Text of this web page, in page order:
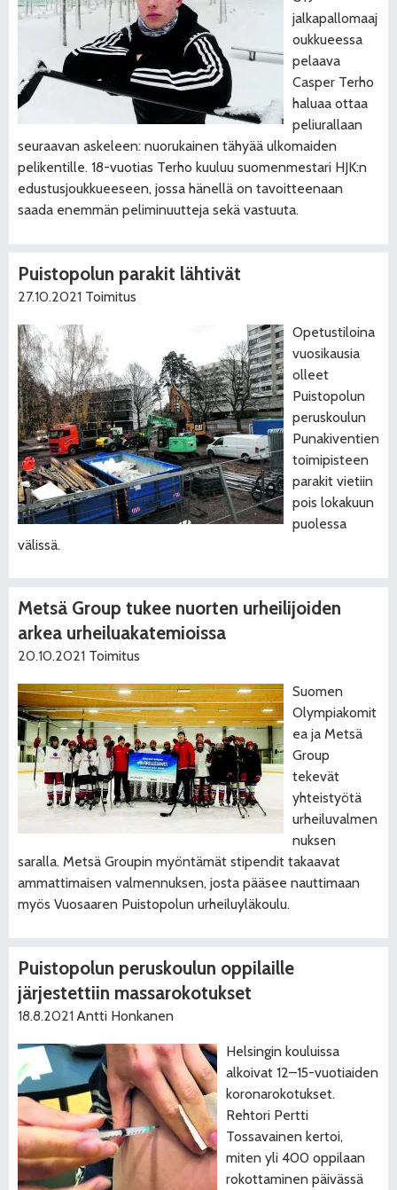
jalkapallomaaj
oukkueessa
pelaava
Casper Terho
haluaa ottaa
peliurallaan
seuraavan askeleen: nuorukainen tähyää ulkomaiden
pelikentille. 18-vuotias Terho kuuluu suomenmestari HJK:n
edustusjoukkueeseen, jossa hänellä on tavoitteenaan
saada enemmän peliminuutteja sekä vastuuta.
Puistopolun parakit lähtivät
27.10.2021 Toimitus
Opetustiloina
vuosikausia
olleet
Puistopolun
peruskoulun
Punakiventien
toimipisteen
parakit vietiin
pois lokakuun
puolessa
välissä.
Metsä Group tukee nuorten urheilijoiden
arkea urheiluakatemioissa
20.10.2021 Toimitus
Suomen
Olympiakomit
ea ja Metsä
Group
tekevät
yhteistyötä
urheiluvalmen
nuksen
saralla. Metsä Groupin myöntämät stipendit takaavat
ammattimaisen valmennuksen, josta pääsee nauttimaan
myös Vuosaaren Puistopolun urheiluyläkoulu.
Puistopolun peruskoulun oppilaille
järjestettiin massarokotukset
18.8.2021 Antti Honkanen
Helsingin kouluissa
alkoivat 12–15-vuotiaiden
koronarokotukset.
Rehtori Pertti
Tossavainen kertoi,
miten yli 400 oppilaan
rokottaminen päivässä